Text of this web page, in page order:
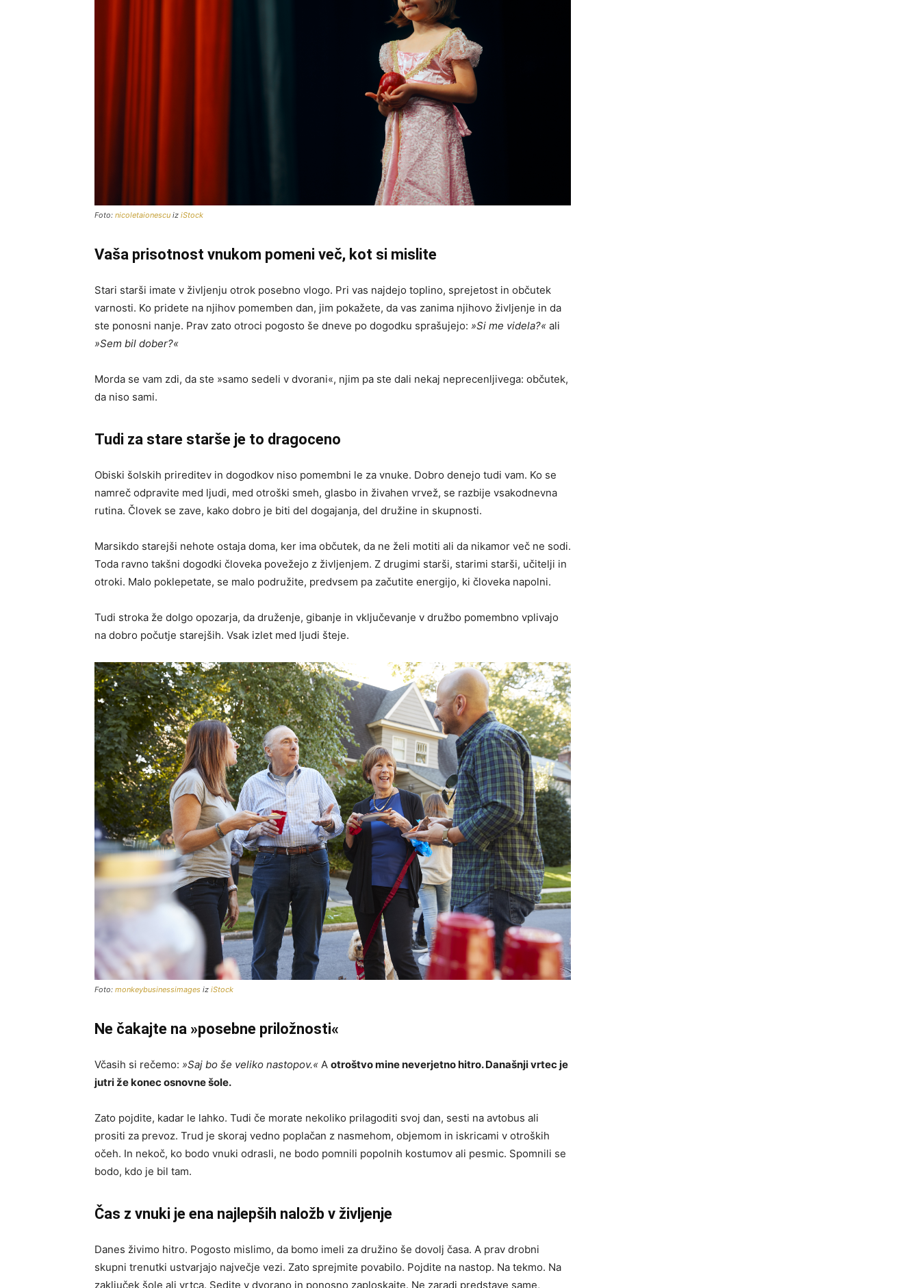
Foto: nicoletaionescu iz iStock
Vaša prisotnost vnukom pomeni več, kot si mislite
Stari starši imate v življenju otrok posebno vlogo. Pri vas najdejo toplino, sprejetost in občutek
varnosti. Ko pridete na njihov pomemben dan, jim pokažete, da vas zanima njihovo življenje in da
ste ponosni nanje. Prav zato otroci pogosto še dneve po dogodku sprašujejo: »Si me videla?« ali
»Sem bil dober?«
Morda se vam zdi, da ste »samo sedeli v dvorani«, njim pa ste dali nekaj neprecenljivega: občutek,
da niso sami.
Tudi za stare starše je to dragoceno
Obiski šolskih prireditev in dogodkov niso pomembni le za vnuke. Dobro denejo tudi vam. Ko se
namreč odpravite med ljudi, med otroški smeh, glasbo in živahen vrvež, se razbije vsakodnevna
rutina. Človek se zave, kako dobro je biti del dogajanja, del družine in skupnosti.
Marsikdo starejši nehote ostaja doma, ker ima občutek, da ne želi motiti ali da nikamor več ne sodi.
Toda ravno takšni dogodki človeka povežejo z življenjem. Z drugimi starši, starimi starši, učitelji in
otroki. Malo poklepetate, se malo podružite, predvsem pa začutite energijo, ki človeka napolni.
Tudi stroka že dolgo opozarja, da druženje, gibanje in vključevanje v družbo pomembno vplivajo
na dobro počutje starejših. Vsak izlet med ljudi šteje.
Foto: monkeybusinessimages iz iStock
Ne čakajte na »posebne priložnosti«
Včasih si rečemo: »Saj bo še veliko nastopov.« A otroštvo mine neverjetno hitro. Današnji vrtec je
jutri že konec osnovne šole.
Zato pojdite, kadar le lahko. Tudi če morate nekoliko prilagoditi svoj dan, sesti na avtobus ali
prositi za prevoz. Trud je skoraj vedno poplačan z nasmehom, objemom in iskricami v otroških
očeh. In nekoč, ko bodo vnuki odrasli, ne bodo pomnili popolnih kostumov ali pesmic. Spomnili se
bodo, kdo je bil tam.
Čas z vnuki je ena najlepših naložb v življenje
Danes živimo hitro. Pogosto mislimo, da bomo imeli za družino še dovolj časa. A prav drobni
skupni trenutki ustvarjajo največje vezi. Zato sprejmite povabilo. Pojdite na nastop. Na tekmo. Na
zaključek šole ali vrtca. Sedite v dvorano in ponosno zaploskajte. Ne zaradi predstave same,